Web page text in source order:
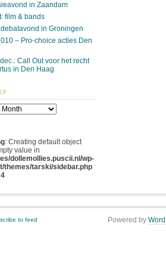
in Zaandam
film & bands
in Groningen
– Pro-choice acties Den
Call Out voor het recht
in Den Haag
: Creating default object
value in
dollemollies.puscii.nl/wp-
themes/tarski/sidebar.php
4
to feed Powered by